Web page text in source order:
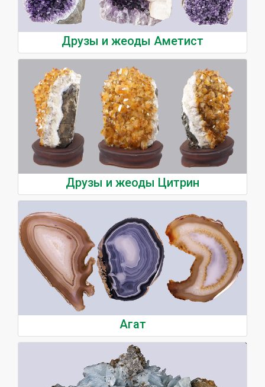
Друзы и жеоды Аметист
Друзы и жеоды Цитрин
Агат